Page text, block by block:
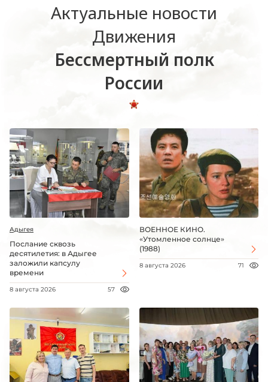
Актуальные новости
Движения
Бессмертный полк
России
Адыгея
Послание сквозь
десятилетия: в Адыгее
заложили капсулу
времени
8 августа 2026 57
ВОЕННОЕ КИНО.
«Утомленное солнце»
(1988)
8 августа 2026 71